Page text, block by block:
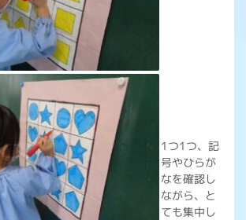
1つ1つ、記
号やひらが
なを確認し
ながら、と
ても集中し